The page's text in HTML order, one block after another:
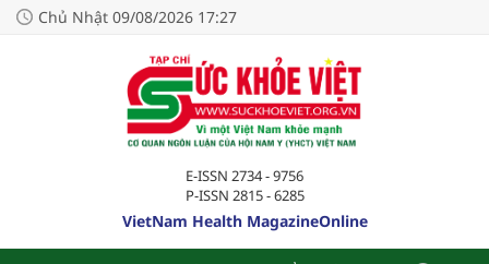
Chủ Nhật 09/08/2026 17:27
E-ISSN 2734 - 9756
P-ISSN 2815 - 6285
VietNam Health MagazineOnline